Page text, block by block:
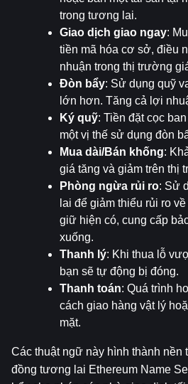
trong tương lai.
Giao dịch giao ngay:
tiền mã hóa cơ sở, điều
nhuận trong thị trường
Đòn bẩy: Sử dụng quỹ
lớn hơn. Tăng cả lợi
Ký quỹ: Tiền đặt cọc
một vị thế sử dụng đòn
Mua dài/Bán khống:
giá tăng và giảm trên thị
Phòng ngừa rủi ro: Sử
lai để giảm thiểu rủi ro
giữ hiện có, cung cấp
xuống.
Thanh lý: Khi thua lỗ
bạn sẽ tự động bị đóng.
Thanh toán: Quá trình
cách giao hàng vật lý
mặt.
Các thuật ngữ này hình thành nền
đồng tương lai Ethereum Name